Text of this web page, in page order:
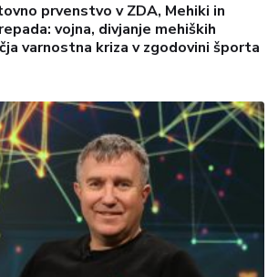
prvenstvo v ZDA, Mehiki in
vojna, divjanje mehiških
varnostna kriza v zgodovini športa